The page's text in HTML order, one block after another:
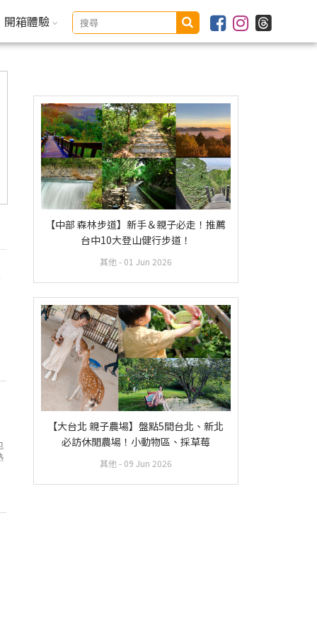
開箱體驗
【中部 森林步道】新手＆親子必走！推薦
台中10大登山健行步道！
其他 - 01 Jun 2026
【大台北 親子農場】盤點5間台北、新北
必訪休閒農場！小動物區、採草莓
其他 - 09 Jun 2026